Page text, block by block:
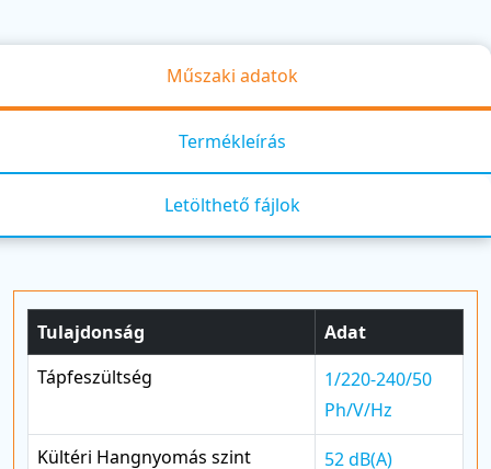
Műszaki adatok
Termékleírás
Letölthető fájlok
Tulajdonság
Adat
Tápfeszültség
1/220-240/50
Ph/V/Hz
Kültéri Hangnyomás szint
52 dB(A)